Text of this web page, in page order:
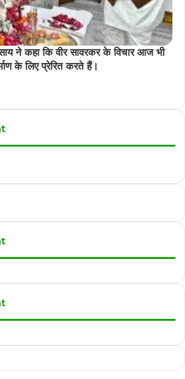
ने कहा कि वीर सावरकर के विचार आज भी
के लिए प्रेरित करते हैं।